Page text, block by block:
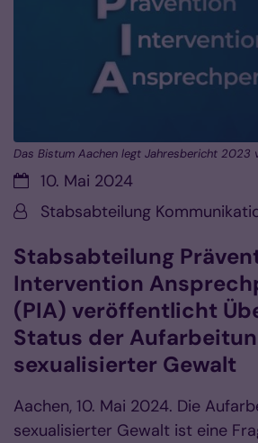
Das Bistum Aachen legt Jahresbericht 2023
Datum:10. Mai 2024
Von:Stabsabteilung
Stabsabteilung
Intervention
(PIA) veröffentlicht
Status der
sexualisierter Gewalt
Aachen, 10. Mai 2024. Die
sexualisierter Gewalt ist eine